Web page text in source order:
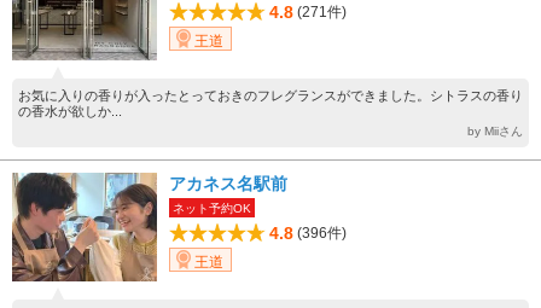
4.8 (271件)
王道
お気に入りの香りが入ったとっておきのフレグランスができました。シトラスの香り
の香水が欲しか...
by Miiさん
アカネス名駅前
ネット予約OK
4.8 (396件)
王道